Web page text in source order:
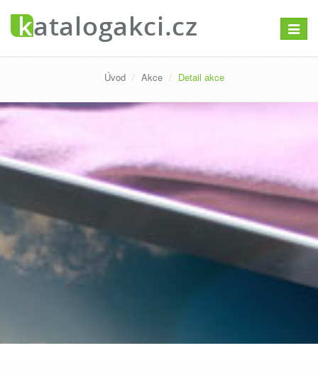
Úvod Akce Detail akce